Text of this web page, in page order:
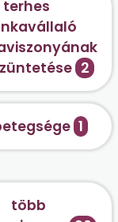
terhes
2
1
több